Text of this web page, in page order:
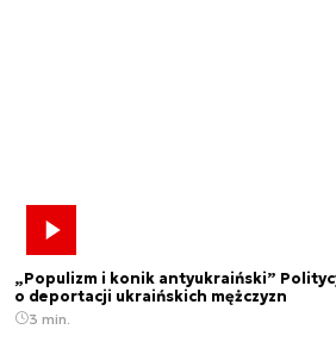
„Populizm i konik antyukraiński”
o deportacji ukraińskich mężczyzn
3 min.